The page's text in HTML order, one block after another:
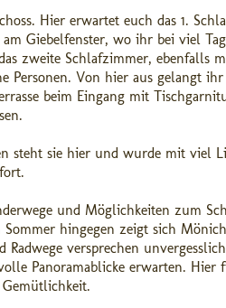
Hier erwartet euch das 1.
Giebelfenster, wo ihr bei viel
zweite Schlafzimmer, ebenfalls
Von hier aus gelangt
beim Eingang mit
steht sie hier und wurde mit viel
und Möglichkeiten zum
hingegen zeigt sich
versprechen
Panoramablicke erwarten. Hier